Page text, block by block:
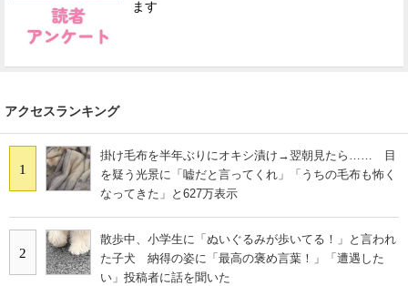
ます
アクセスランキング
1
掛け毛布を半年ぶりにオキシ漬け→翌朝見たら…… 目
を疑う光景に「嘘だと言ってくれ」「うちの毛布も怖く
なってきた」と627万表示
2
散歩中、小学生に「ぬいぐるみが歩いてる！」と言われ
た子犬 納得の姿に「最高の褒め言葉！」「遭遇した
い」投稿者に話を聞いた